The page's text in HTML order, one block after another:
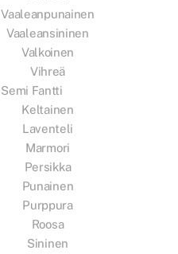
Vaaleanpunainen
Vaaleansininen
Valkoinen
Vihreä
Semi Fantti
Keltainen
Laventeli
Marmori
Persikka
Punainen
Purppura
Roosa
Sininen